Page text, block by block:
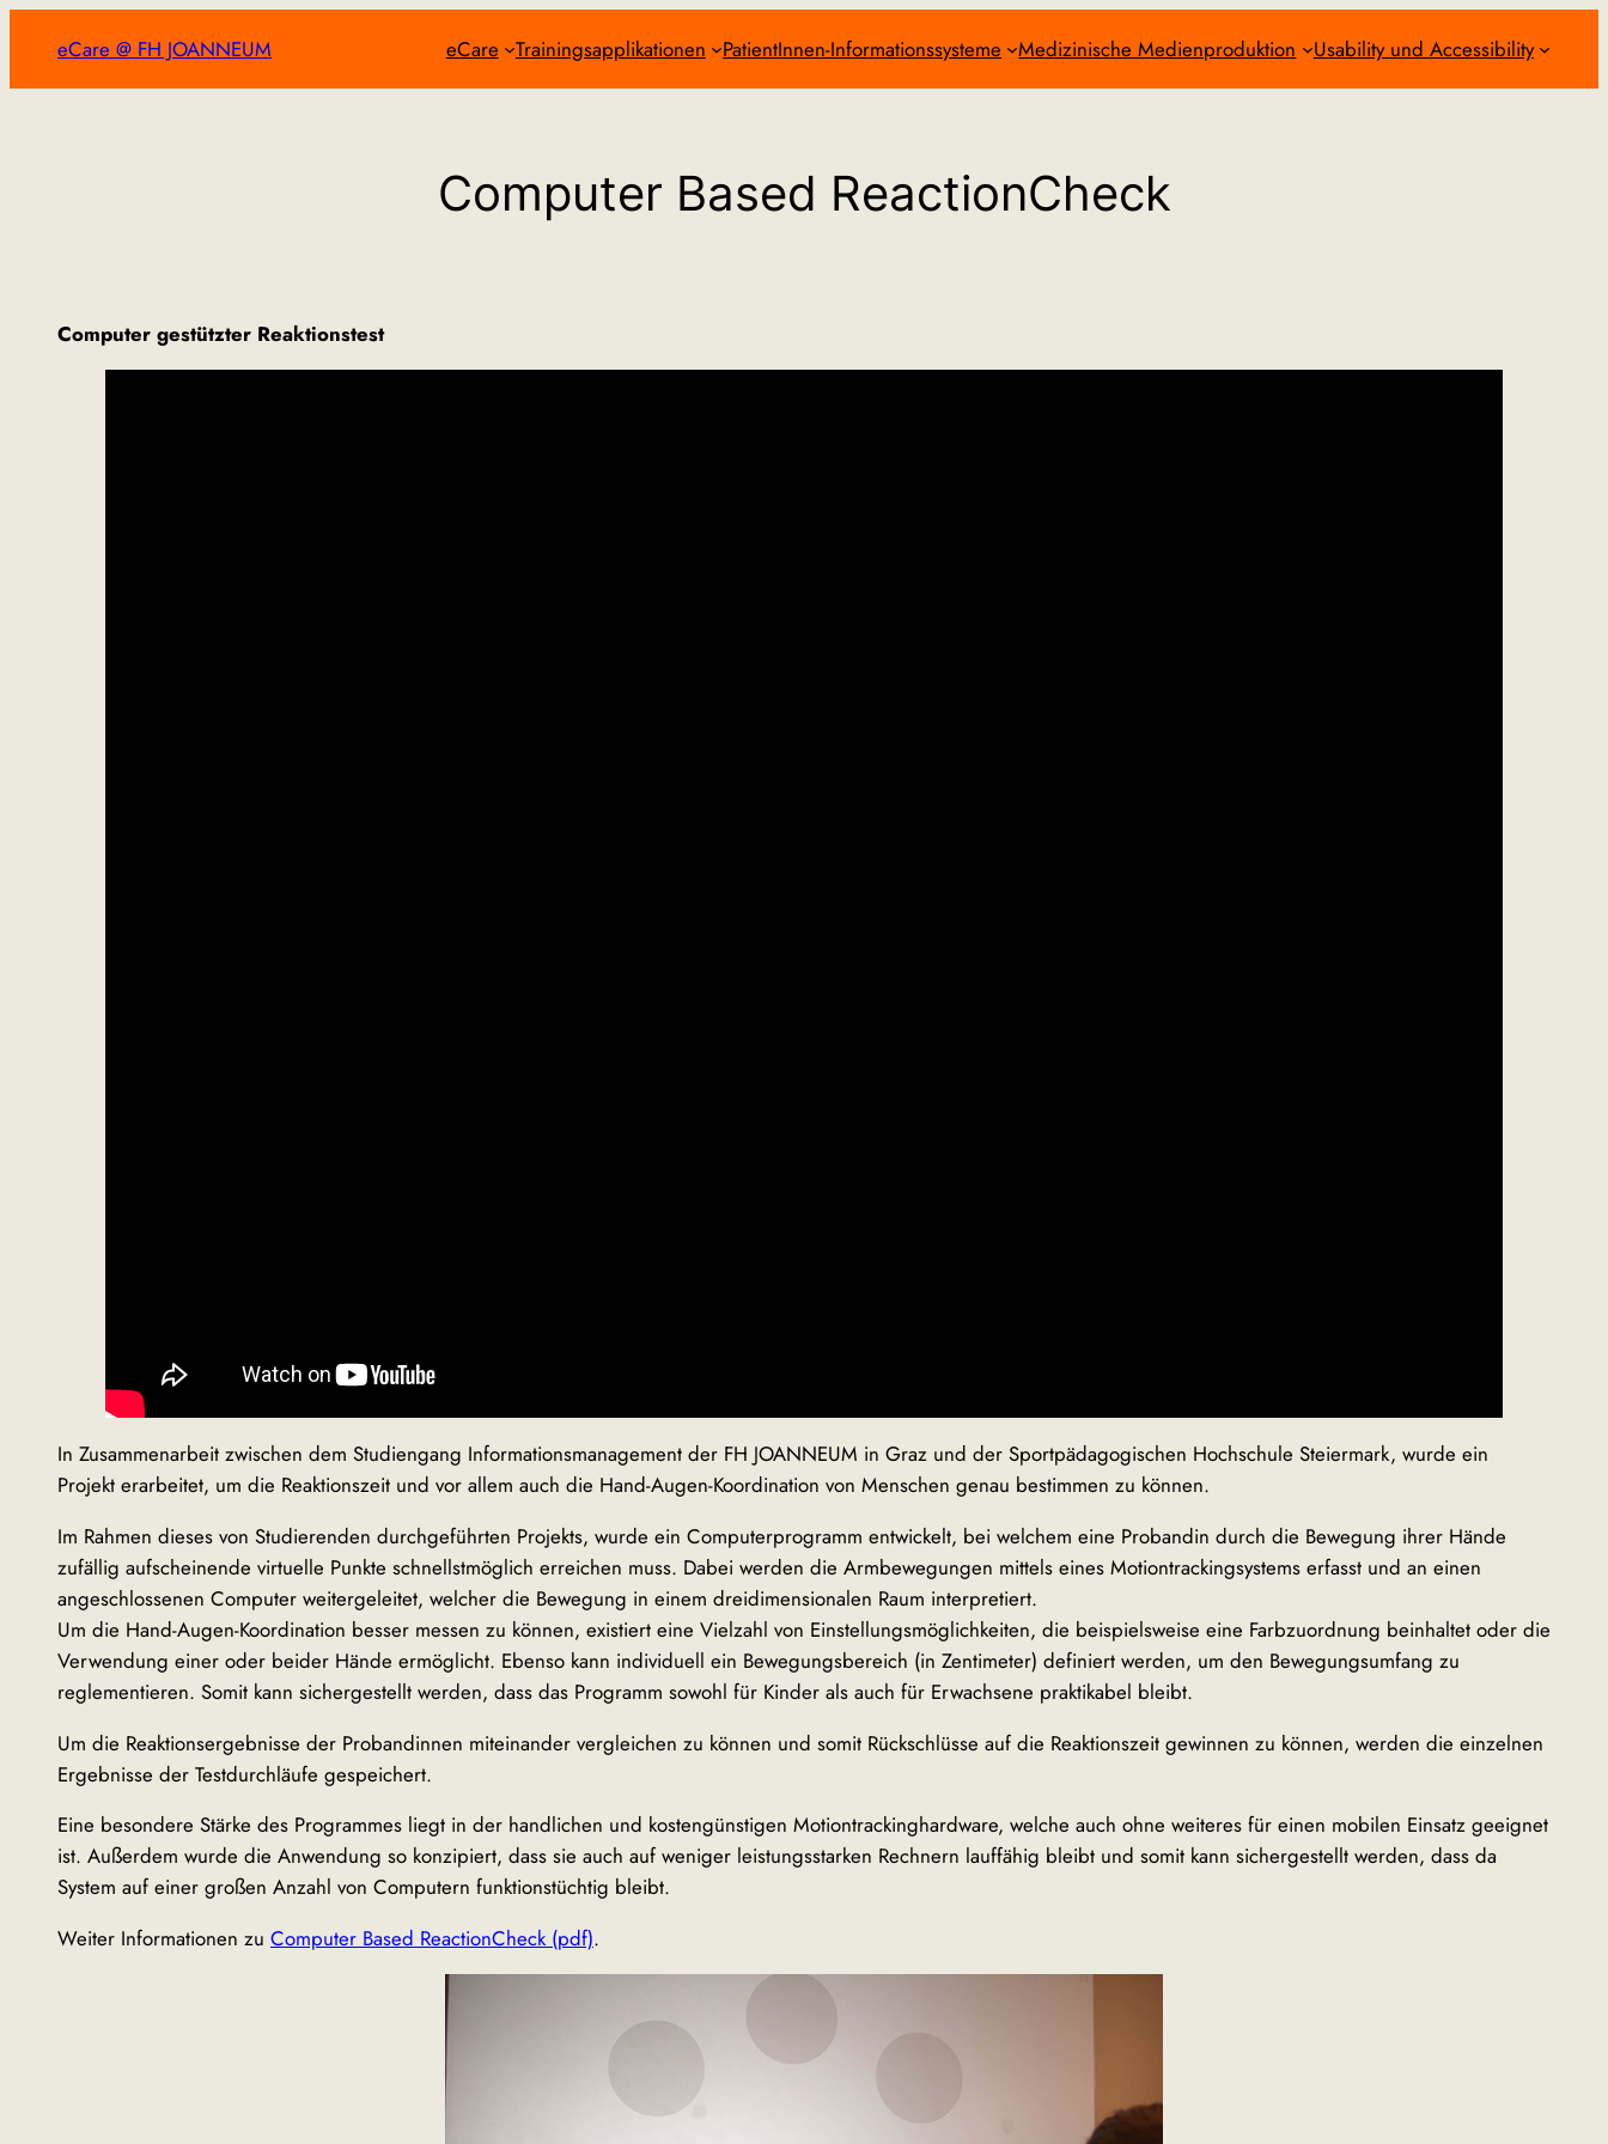
springen
eCare @ FH JOANNEUM eCare Trainingsapplikationen PatientInnen-Informationssysteme Medizinische Medienproduktion Usability und Accessibility
Computer Based ReactionCheck
Computer gestützter Reaktionstest
In Zusammenarbeit zwischen dem Studiengang Informationsmanagement der FH JOANNEUM in Graz und der Sportpädagogischen Hochschule Steiermark, wurde ein
Projekt erarbeitet, um die Reaktionszeit und vor allem auch die Hand-Augen-Koordination von Menschen genau bestimmen zu können.
Im Rahmen dieses von Studierenden durchgeführten Projekts, wurde ein Computerprogramm entwickelt, bei welchem eine Probandin durch die Bewegung ihrer Hände
zufällig aufscheinende virtuelle Punkte schnellstmöglich erreichen muss. Dabei werden die Armbewegungen mittels eines Motiontrackingsystems erfasst und an einen
angeschlossenen Computer weitergeleitet, welcher die Bewegung in einem dreidimensionalen Raum interpretiert.
Um die Hand-Augen-Koordination besser messen zu können, existiert eine Vielzahl von Einstellungsmöglichkeiten, die beispielsweise eine Farbzuordnung beinhaltet oder die
Verwendung einer oder beider Hände ermöglicht. Ebenso kann individuell ein Bewegungsbereich (in Zentimeter) definiert werden, um den Bewegungsumfang zu
reglementieren. Somit kann sichergestellt werden, dass das Programm sowohl für Kinder als auch für Erwachsene praktikabel bleibt.
Um die Reaktionsergebnisse der Probandinnen miteinander vergleichen zu können und somit Rückschlüsse auf die Reaktionszeit gewinnen zu können, werden die einzelnen
Ergebnisse der Testdurchläufe gespeichert.
Eine besondere Stärke des Programmes liegt in der handlichen und kostengünstigen Motiontrackinghardware, welche auch ohne weiteres für einen mobilen Einsatz geeignet
ist. Außerdem wurde die Anwendung so konzipiert, dass sie auch auf weniger leistungsstarken Rechnern lauffähig bleibt und somit kann sichergestellt werden, dass da
System auf einer großen Anzahl von Computern funktionstüchtig bleibt.
Weiter Informationen zu Computer Based ReactionCheck (pdf).